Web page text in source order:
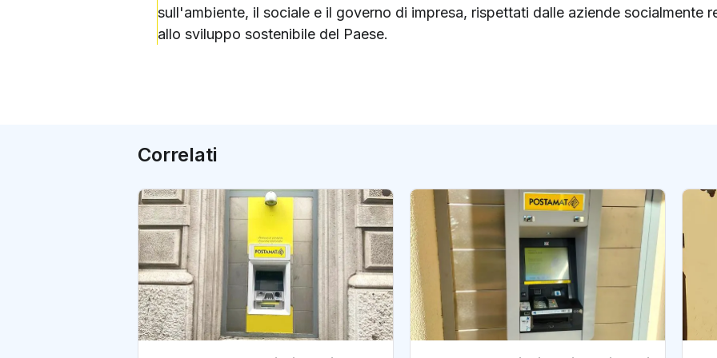
sull'ambiente, il sociale e il governo di impresa, rispettati dalle aziende socialmente
allo sviluppo sostenibile del Paese.
Correlati